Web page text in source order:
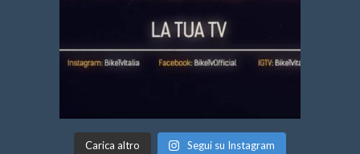
Carica altro Segui su Instagram